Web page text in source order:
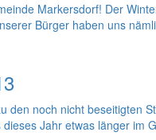
Markersdorf! Der
Bürger haben uns
den noch nicht beseitigten
Jahr etwas länger im